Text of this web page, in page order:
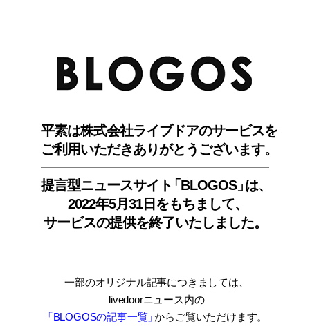
平素は株式会社ライブドアのサービスを
ご利用いただきありがとうございます。
提言型ニュースサイ ト「BLOGOS」は、
2022年5月31日をもちまして、
サービスの提供を終了いたしました。
一部のオリジナル記事につきましては
livedoorニュース内の
「BLOGOSの記事一覧」からご覧いただけます。